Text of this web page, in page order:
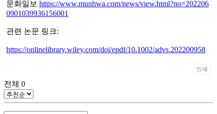
문화일보 https://www.munhwa.com/news/view.html?no=202206
0901039936156001
관련 논문 링크:
https://onlinelibrary.wiley.com/doi/epdf/10.1002/advs.202200958
인쇄
전체 0